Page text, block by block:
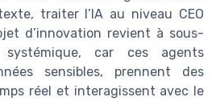
traiter l’IA au niveau CEO
d’innovation revient à sous-
car ces agents
sensibles, prennent des
réel et interagissent avec le